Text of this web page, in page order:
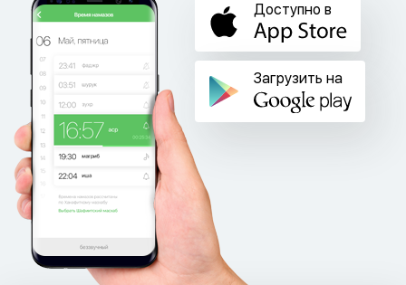
Доступно в
Загрузить на